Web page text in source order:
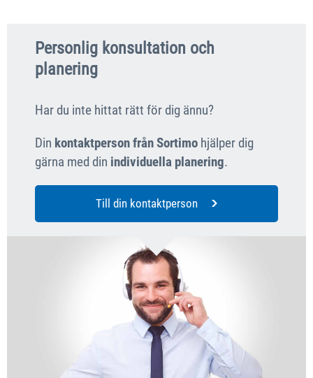
Personlig konsultation och
planering
Har du inte hittat rätt för dig ännu?
Din kontaktperson från Sortimo hjälper dig
gärna med din individuella planering.
Till din kontaktperson